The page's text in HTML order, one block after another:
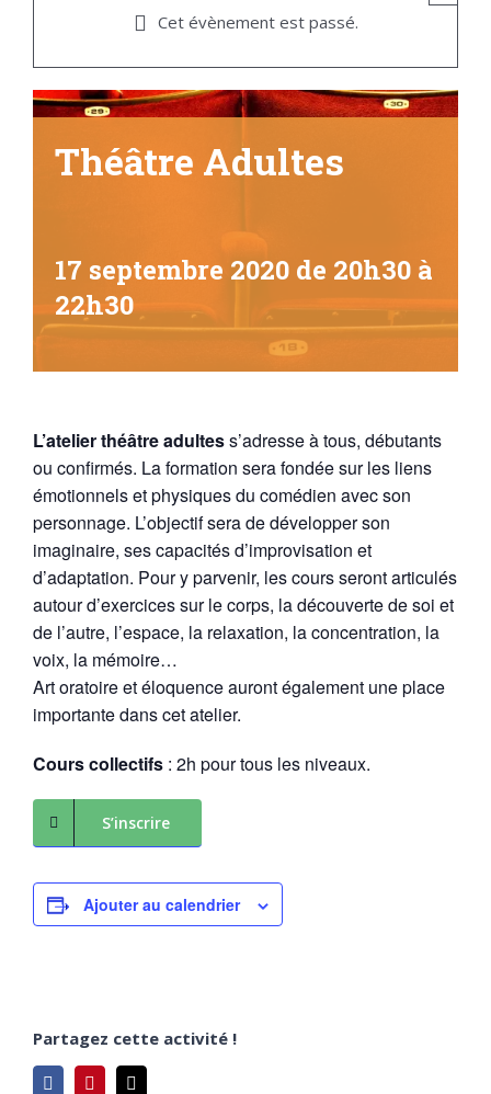
Cet évènement est passé.
Théâtre Adultes
17 septembre 2020 de 20h30 à
22h30
L’atelier théâtre adultess’adresse à tous, débutants
ou confirmés. La formation sera fondée sur les liens
émotionnels et physiques du comédien avec son
personnage. L’objectif sera de développer son
imaginaire, ses capacités d’improvisation et
d’adaptation. Pour y parvenir, les cours seront articulés
autour d’exercices sur le corps, la découverte de soi et
de l’autre, l’espace, la relaxation, la concentration, la
voix, la mémoire…
Art oratoire et éloquence auront également une place
importante dans cet atelier.
Cours collectifs : 2h pour tous les niveaux.
S’inscrire
Ajouter au calendrier
Partagez cette activité !
FacebookPinterest